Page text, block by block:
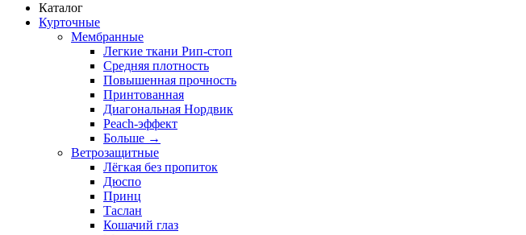
Каталог
Курточные
Мембранные
Легкие ткани Рип-стоп
Средняя плотность
Повышенная прочность
Принтованная
Диагональная Нордвик
Peach-эффект
Больше →
Ветрозащитные
Лёгкая без пропиток
Дюспо
Принц
Таслан
Кошачий глаз